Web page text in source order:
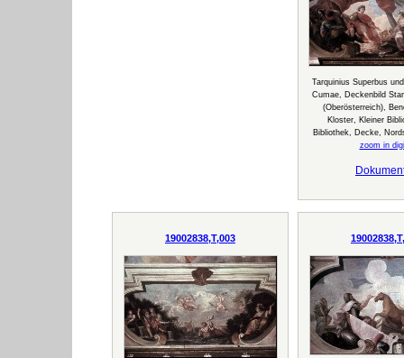
Tarquinius Superbus
Cumae, Deckenbild
(Oberösterreich),
Kloster, Kleiner
Bibliothek, Decke,
zoom in
19002838,T,003